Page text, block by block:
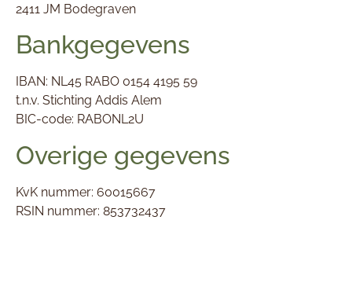
2411 JM Bodegraven
Bankgegevens
IBAN: NL45 RABO 0154 4195 59
t.n.v. Stichting Addis Alem
BIC-code: RABONL2U
Overige gegevens
KvK nummer: 60015667
RSIN nummer: 853732437